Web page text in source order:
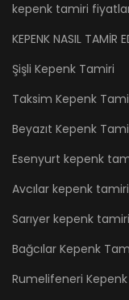
kepenk tamiri
KEPENK NASIL TAMİR
Şişli Kepenk Tamiri
Taksim Kepenk
Beyazıt Kepenk
Esenyurt kepenk
Avcılar kepenk tamiri
Sarıyer kepenk tamiri
Bağcılar Kepenk
Rumelifeneri